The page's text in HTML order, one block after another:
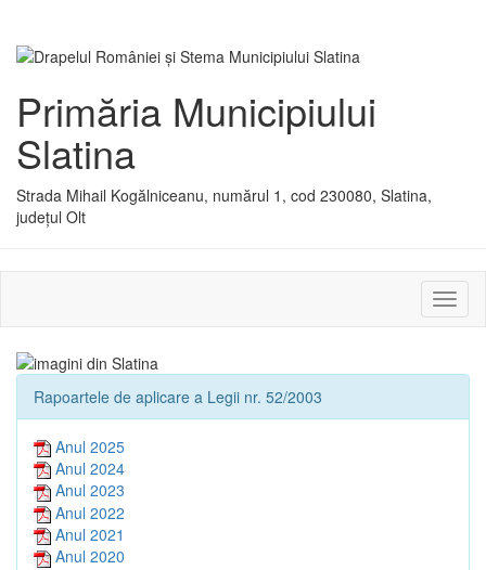
Primăria Municipiului
Slatina
Strada Mihail Kogălniceanu, numărul 1, cod 230080, Slatina,
județul Olt
sau
Rapoartele de aplicare a Legii nr. 52/2003
Anul 2025
Anul 2024
Anul 2023
Anul 2022
Anul 2021
Anul 2020